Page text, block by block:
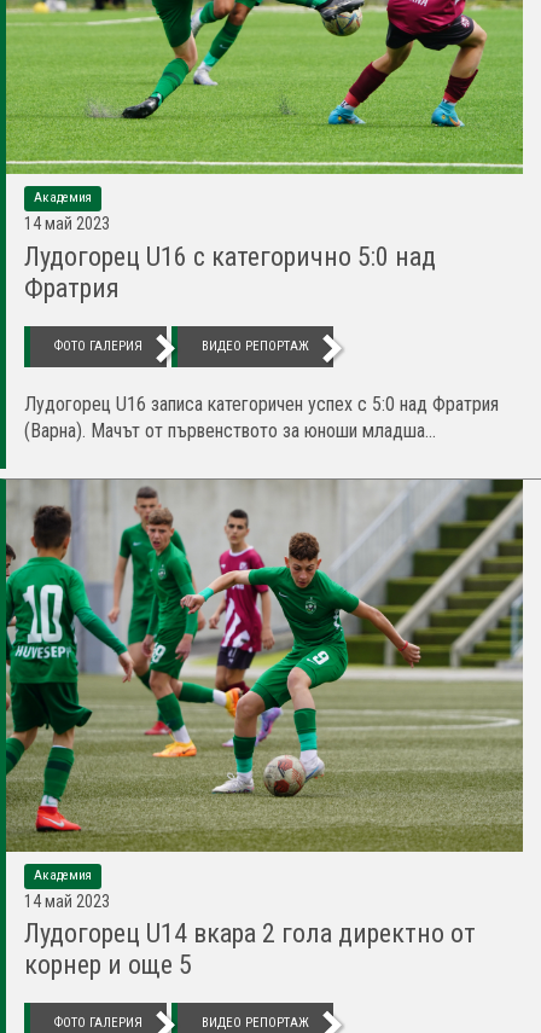
Академия
14 май 2023
Лудогорец U16 с категорично 5:0 над
Фратрия
ФОТО ГАЛЕРИЯ ВИДЕО РЕПОРТАЖ
Лудогорец U16 записа категоричен успех с 5:0 над Фратрия
(Варна). Мачът от първенството за юноши младша...
Академия
14 май 2023
Лудогорец U14 вкара 2 гола директно от
корнер и още 5
ФОТО ГАЛЕРИЯ ВИДЕО РЕПОРТАЖ